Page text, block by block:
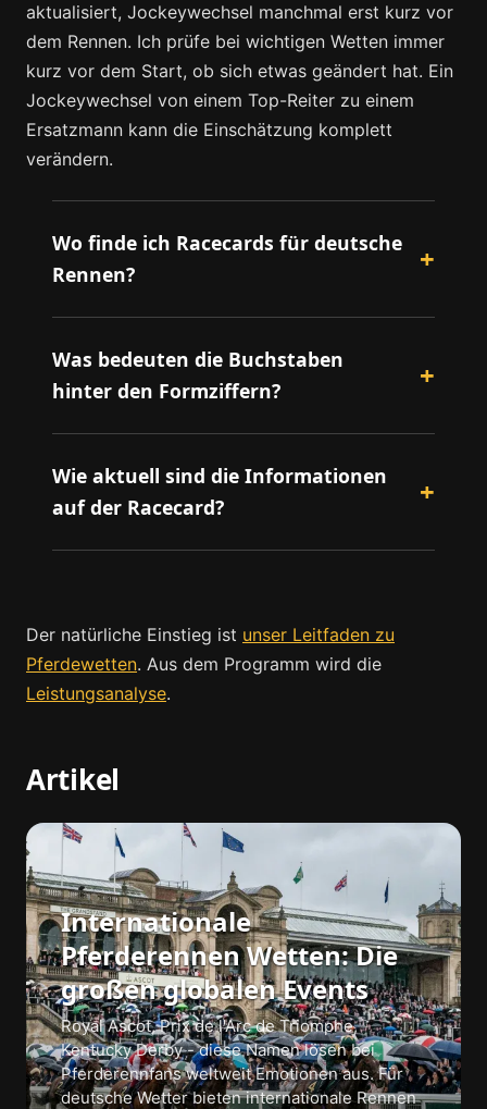
aktualisiert, Jockeywechsel manchmal erst kurz vor
dem Rennen. Ich prüfe bei wichtigen Wetten immer
kurz vor dem Start, ob sich etwas geändert hat. Ein
Jockeywechsel von einem Top-Reiter zu einem
Ersatzmann kann die Einschätzung komplett
verändern.
Wo finde ich Racecards für deutsche
Rennen?
Was bedeuten die Buchstaben
hinter den Formziffern?
Wie aktuell sind die Informationen
auf der Racecard?
Der natürliche Einstieg ist unser Leitfaden zu
Pferdewetten. Aus dem Programm wird die
Leistungsanalyse.
Artikel
Internationale
Pferderennen Wetten: Die
großen globalen Events
Royal Ascot, Prix de l'Arc de Triomphe,
Kentucky Derby - diese Namen lösen bei
Pferderennfans weltweit Emotionen aus. Für
deutsche Wetter bieten internationale Rennen